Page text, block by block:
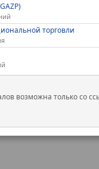
торговли
возможна только со